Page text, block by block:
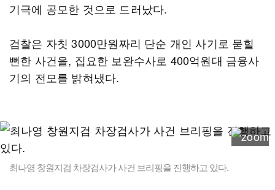
기극에 공모한 것으로 드러났다.
검찰은 자칫 3000만원짜리 단순 개인 사기로 묻힐
뻔한 사건을, 집요한 보완수사로 400억원대 금융사
기의 전모를 밝혀냈다.
최나영 창원지검 차장검사가 사건 브리핑을 진행하고 있다.